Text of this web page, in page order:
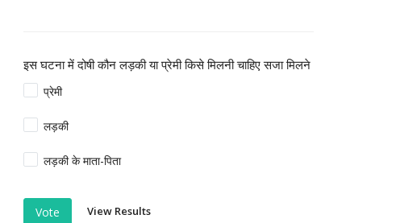
इस घटना में दोषी कौन लड़की या प्रेमी किसे मिलनी चाहिए सजा मिलने
प्रेमी
लड़की
लड़की के माता-पिता
Vote View Results